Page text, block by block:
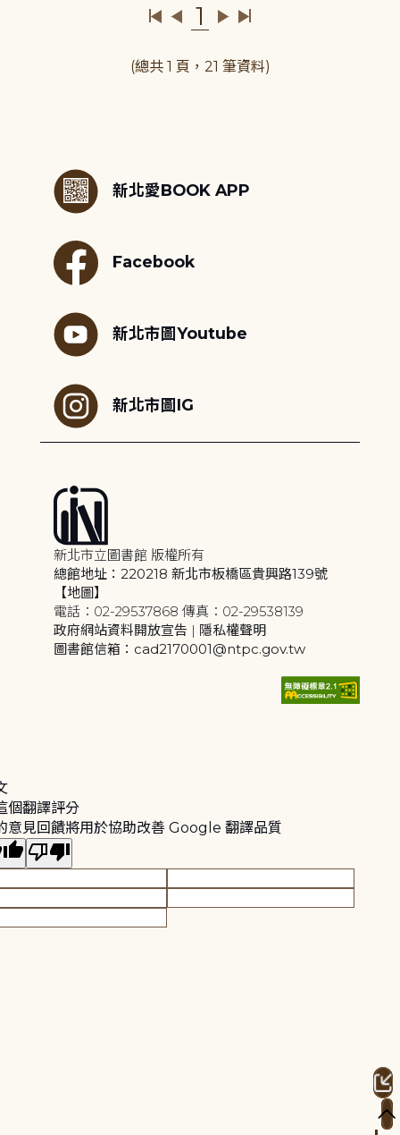
1
(總共 1 頁，21 筆資料)
新北愛BOOK APP
Facebook
新北市圖Youtube
新北市圖IG
新北市立圖書館 版權所有
總館地址：220218 新北市板橋區貴興路139號
【地圖】
電話：02-29537868 傳真：02-29538139
政府網站資料開放宣告 | 隱私權聲明
圖書館信箱：cad2170001@ntpc.gov.tw
個翻譯評分
意見回饋將用於協助改善 Google 翻譯品質